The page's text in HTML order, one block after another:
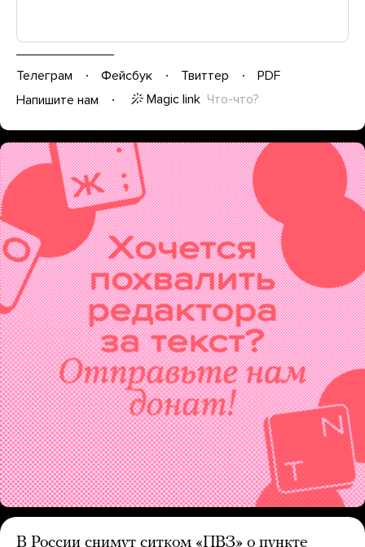
Телеграм Фейсбук Твиттер
PDF
Напишите нам
Magic link Что-что?
В России снимут ситком «ПВЗ» о пункте